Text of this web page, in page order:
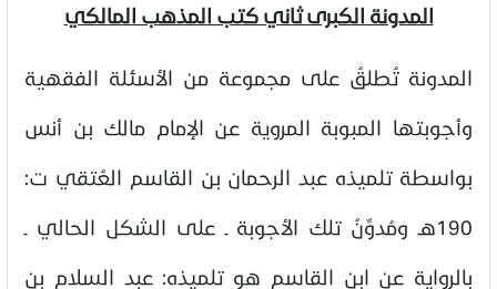
المدونة الكبرى ثاني كتب المذهب المالكي
المدونة تُطلقُ على مجموعة من الأسئلة الفقهية
وأجوبتها المبوبة المروية عن الإمام مالك بن أنس
بواسطة تلميذه عبد الرحمان بن القاسم العُتقي ت:
190هـ ومُدوِّنُ تلك الأجوبة ـ على الشكل الحالي ـ
بالرواية عن ابن القاسم هو تلميذه: عبد السلام بن